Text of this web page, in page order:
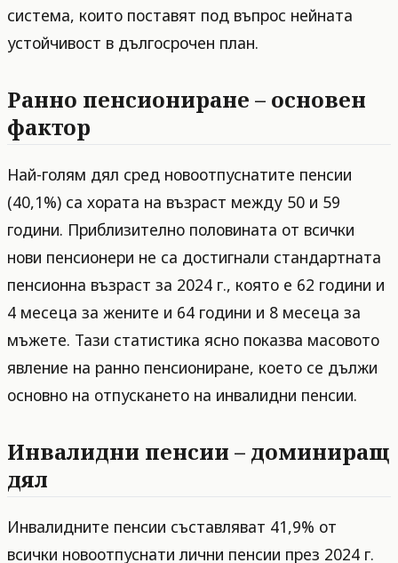
система, които поставят под въпрос нейната
устойчивост в дългосрочен план.
Ранно пенсиониране – основен
фактор
Най-голям дял сред новоотпуснатите пенсии
(40,1%) са хората на възраст между 50 и 59
години. Приблизително половината от всички
нови пенсионери не са достигнали стандартната
пенсионна възраст за 2024 г., която е 62 години и
4 месеца за жените и 64 години и 8 месеца за
мъжете. Тази статистика ясно показва масовото
явление на ранно пенсиониране, което се дължи
основно на отпускането на инвалидни пенсии.
Инвалидни пенсии – доминиращ
дял
Инвалидните пенсии съставляват 41,9% от
всички новоотпуснати лични пенсии през 2024 г.